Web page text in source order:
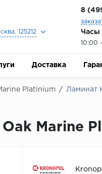
125212
8
Часы
10:00
Доставка
Platinium / Ламинат
Marine